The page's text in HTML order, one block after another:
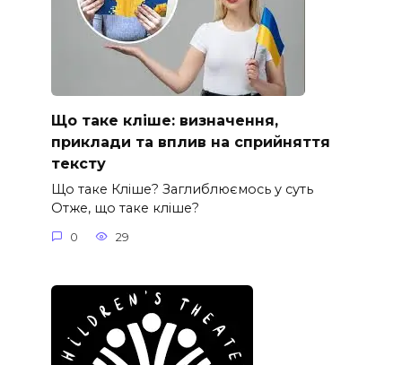
Що таке кліше: визначення,
приклади та вплив на сприйняття
тексту
Що таке Кліше? Заглиблюємось у суть
Отже, що таке кліше?
0 29